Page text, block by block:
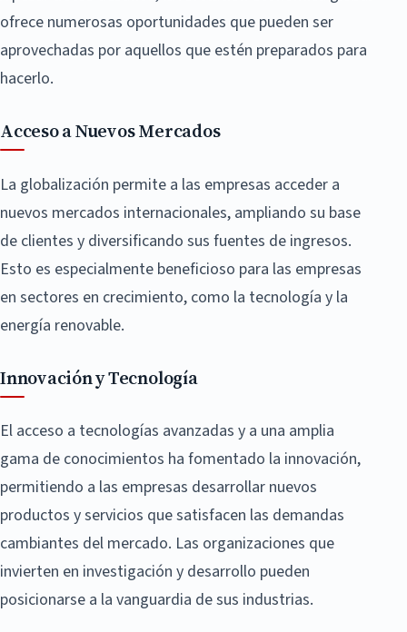
ofrece numerosas oportunidades que pueden ser
aprovechadas por aquellos que estén preparados para
hacerlo.
Acceso a Nuevos Mercados
La globalización permite a las empresas acceder a
nuevos mercados internacionales, ampliando su base
de clientes y diversificando sus fuentes de ingresos.
Esto es especialmente beneficioso para las empresas
en sectores en crecimiento, como la tecnología y la
energía renovable.
Innovación y Tecnología
El acceso a tecnologías avanzadas y a una amplia
gama de conocimientos ha fomentado la innovación,
permitiendo a las empresas desarrollar nuevos
productos y servicios que satisfacen las demandas
cambiantes del mercado. Las organizaciones que
invierten en investigación y desarrollo pueden
posicionarse a la vanguardia de sus industrias.